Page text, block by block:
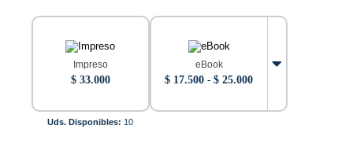
Impreso
$33.000
Uds. Disponibles: 10
eBook
$ 17.500 - $ 25.000Rango
desde